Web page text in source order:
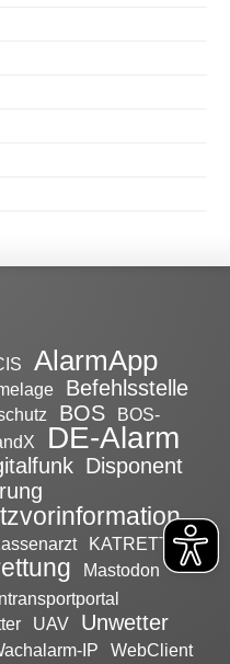
AlarmApp
Befehlsstelle
BOS
BOS-
DE-Alarm
Disponent
KATRETTER
Mastodon
UAV
Unwetter
IP WebClient